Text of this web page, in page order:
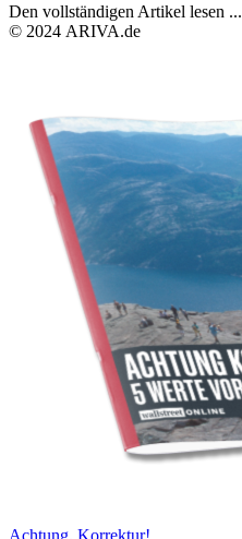
Den vollständigen Artikel lesen ...
© 2024 ARIVA.de
Achtung, Korrektur!